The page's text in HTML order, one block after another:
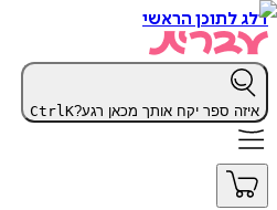
דלג לתוכן הראשי
איזה ספר יקח אותך מכאן רגע? CtrlK